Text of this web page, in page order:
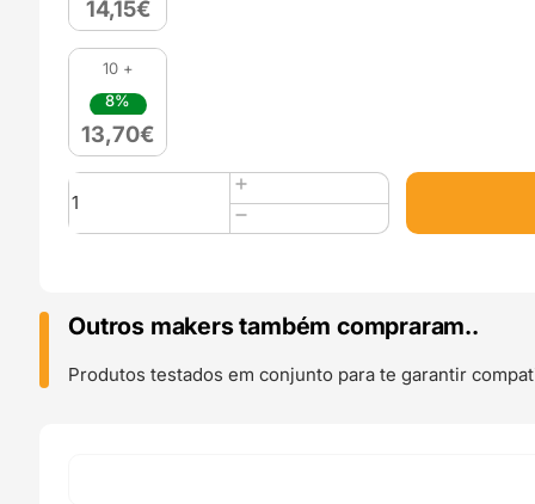
14,15€
10 +
8%
13,70€
Quantidade
de
PLA
Sunset
Orange
-
Outros makers também compraram..
Produtos testados em conjunto para te garantir